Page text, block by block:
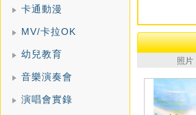
卡通動漫
MV/卡拉OK
幼兒教育
音樂演奏會
演唱會實錄
照片